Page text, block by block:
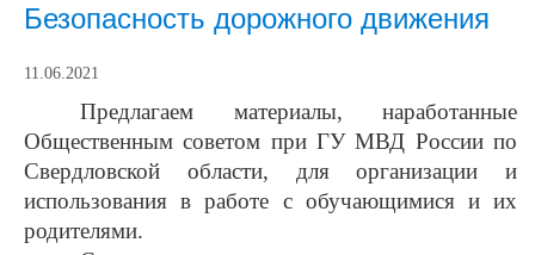
Безопасность дорожного движения
11.06.2021
Предлагаем материалы, наработанные
Общественным советом при ГУ МВД России по
Свердловской области, для организации и
использования в работе с обучающимися и их
родителями.